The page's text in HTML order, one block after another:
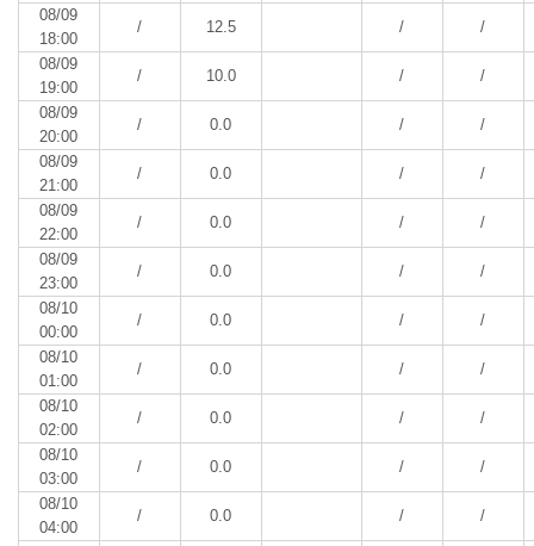
08/09
18:00
/ 12.5 / /
08/09
19:00
/ 10.0 / /
08/09
20:00
/ 0.0 / /
08/09
21:00
/ 0.0 / /
08/09
22:00
/ 0.0 / /
08/09
23:00
/ 0.0 / /
08/10
00:00
/ 0.0 / /
08/10
01:00
/ 0.0 / /
08/10
02:00
/ 0.0 / /
08/10
03:00
/ 0.0 / /
08/10
04:00
/ 0.0 / /